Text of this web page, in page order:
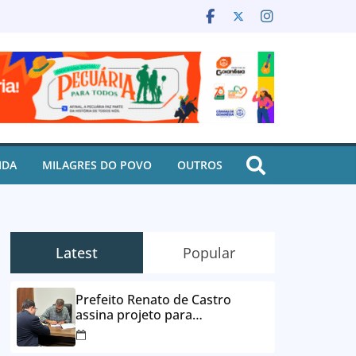
MILAGRES DO POVO OUTROS
Latest Popular
Prefeito Renato de Castro
assina projeto para
desbloqueio de contas e
parcelamento de dívidas em até